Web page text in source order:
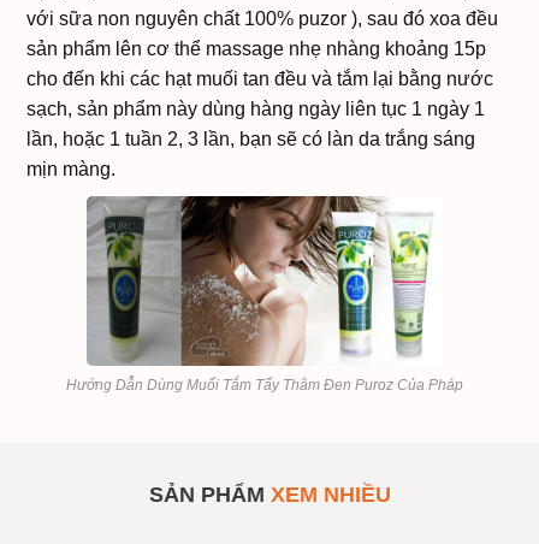
với sữa non nguyên chất 100% puzor ), sau đó xoa đều
sản phẩm lên cơ thể massage nhẹ nhàng khoảng 15p
cho đến khi các hạt muối tan đều và tắm lại bằng nước
sạch, sản phẩm này dùng hàng ngày liên tục 1 ngày 1
lần, hoặc 1 tuần 2, 3 lần, bạn sẽ có làn da trắng sáng
mịn màng.
Hướng Dẫn Dùng Muối Tắm Tẩy Thâm Đen Puroz Của Pháp
1 Mua sỉ theo số lượng
SẢN PHẨM XEM NHIỀU